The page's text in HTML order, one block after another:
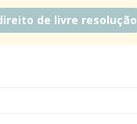
de livre resolução